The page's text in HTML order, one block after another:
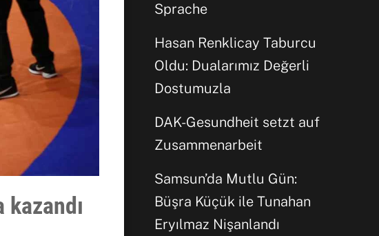
Sprache
Hasan Renklicay Taburcu
Oldu: Dualarımız Değerli
Dostumuzla
DAK-Gesundheit setzt auf
Zusammenarbeit
Samsun’da Mutlu Gün:
Büşra Küçük ile Tunahan
Eryılmaz Nişanlandı